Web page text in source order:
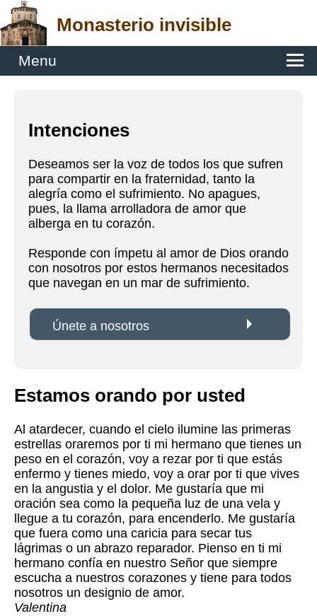
Monasterio invisible
Menu
Intenciones
Deseamos ser la voz de todos los que sufren
para compartir en la fraternidad, tanto la
alegría como el sufrimiento. No apagues,
pues, la llama arrolladora de amor que
alberga en tu corazón.
Responde con ímpetu al amor de Dios orando
con nosotros por estos hermanos necesitados
que navegan en un mar de sufrimiento.
Únete a nosotros
Estamos orando por usted
Al atardecer, cuando el cielo ilumine las primeras
estrellas oraremos por ti mi hermano que tienes un
peso en el corazón, voy a rezar por ti que estás
enfermo y tienes miedo, voy a orar por ti que vives
en la angustia y el dolor. Me gustaría que mi
oración sea como la pequeña luz de una vela y
llegue a tu corazón, para encenderlo. Me gustaría
que fuera como una caricia para secar tus
lágrimas o un abrazo reparador. Pienso en ti mi
hermano confía en nuestro Señor que siempre
escucha a nuestros corazones y tiene para todos
nosotros un designio de amor.
Valentina